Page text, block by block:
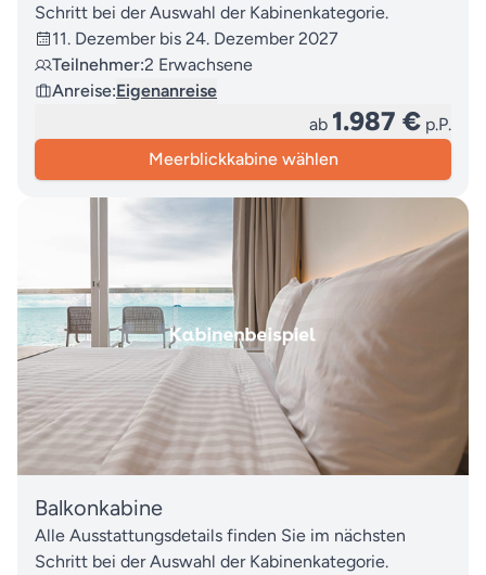
Schritt bei der Auswahl der Kabinenkategorie.
11. Dezember bis 24. Dezember 2027
Teilnehmer:2 Erwachsene
Anreise:Eigenanreise
ab 1.987 € p.P.
Meerblickkabine wählen
Balkonkabine
Alle Ausstattungsdetails finden Sie im nächsten
Schritt bei der Auswahl der Kabinenkategorie.